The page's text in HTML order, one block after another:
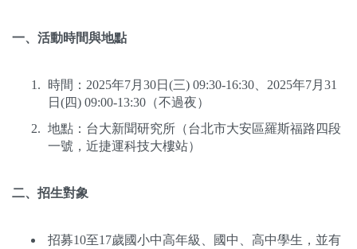
一、活動時間與地點
時間：2025年7月30日(三) 09:30-16:30、2025年7月31
日(四) 09:00-13:30（不過夜）
地點：台大新聞研究所（台北市大安區羅斯福路四段
一號，近捷運科技大樓站）
二、招生對象
招募10至17歲國小中高年級、國中、高中學生，並有